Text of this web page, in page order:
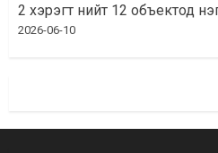
2 хэрэгт нийт 12 объектод
2026-06-10